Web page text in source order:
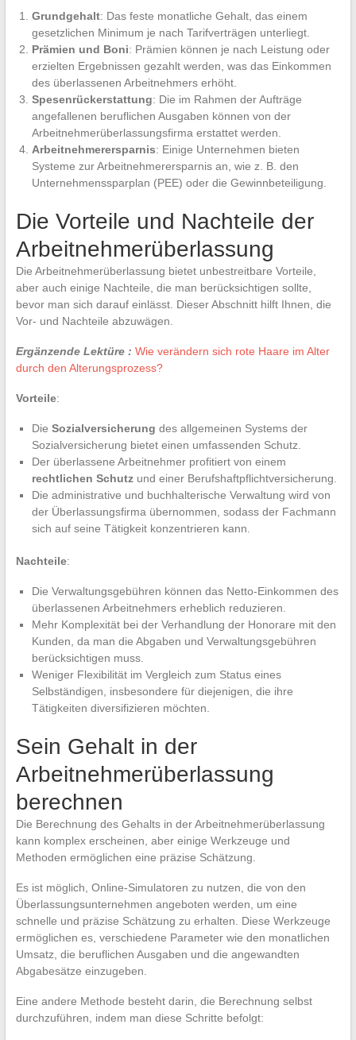
Grundgehalt: Das feste monatliche Gehalt, das einem
gesetzlichen Minimum je nach Tarifverträgen unterliegt.
Prämien und Boni: Prämien können je nach Leistung oder
erzielten Ergebnissen gezahlt werden, was das Einkommen
des überlassenen Arbeitnehmers erhöht.
Spesenrückerstattung: Die im Rahmen der Aufträge
angefallenen beruflichen Ausgaben können von der
Arbeitnehmerüberlassungsfirma erstattet werden.
Arbeitnehmerersparnis: Einige Unternehmen bieten
Systeme zur Arbeitnehmerersparnis an, wie z. B. den
Unternehmenssparplan (PEE) oder die Gewinnbeteiligung.
Die Vorteile und Nachteile der
Arbeitnehmerüberlassung
Die Arbeitnehmerüberlassung bietet unbestreitbare Vorteile,
aber auch einige Nachteile, die man berücksichtigen sollte,
bevor man sich darauf einlässt. Dieser Abschnitt hilft Ihnen, die
Vor- und Nachteile abzuwägen.
Ergänzende Lektüre : Wie verändern sich rote Haare im Alter
durch den Alterungsprozess?
Vorteile:
Die Sozialversicherung des allgemeinen Systems der
Sozialversicherung bietet einen umfassenden Schutz.
Der überlassene Arbeitnehmer profitiert von einem
rechtlichen Schutzund einer Berufshaftpflichtversicherung.
Die administrative und buchhalterische Verwaltung wird von
der Überlassungsfirma übernommen, sodass der Fachmann
sich auf seine Tätigkeit konzentrieren kann.
Nachteile:
Die Verwaltungsgebühren können das Netto-Einkommen des
überlassenen Arbeitnehmers erheblich reduzieren.
Mehr Komplexität bei der Verhandlung der Honorare mit den
Kunden, da man die Abgaben und Verwaltungsgebühren
berücksichtigen muss.
Weniger Flexibilität im Vergleich zum Status eines
Selbständigen, insbesondere für diejenigen, die ihre
Tätigkeiten diversifizieren möchten.
Sein Gehalt in der
Arbeitnehmerüberlassung
berechnen
Die Berechnung des Gehalts in der Arbeitnehmerüberlassung
kann komplex erscheinen, aber einige Werkzeuge und
Methoden ermöglichen eine präzise Schätzung.
Es ist möglich, Online-Simulatoren zu nutzen, die von den
Überlassungsunternehmen angeboten werden, um eine
schnelle und präzise Schätzung zu erhalten. Diese Werkzeuge
ermöglichen es, verschiedene Parameter wie den monatlichen
Umsatz, die beruflichen Ausgaben und die angewandten
Abgabesätze einzugeben.
Eine andere Methode besteht darin, die Berechnung selbst
durchzuführen, indem man diese Schritte befolgt: